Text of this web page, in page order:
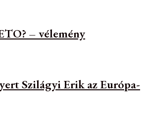
– vélemény
Szilágyi Erik az Európa-